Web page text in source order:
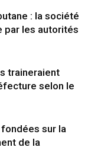
: la société
par les autorités
traineraient
selon le
sur la
de la